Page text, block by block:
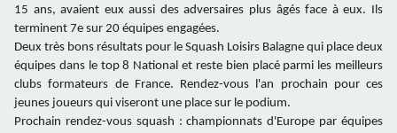
15 ans, avaient eux aussi des adversaires plus âgés face à eux. Ils
terminent 7e sur 20 équipes engagées.
Deux très bons résultats pour le Squash Loisirs Balagne qui place deux
équipes dans le top 8 National et reste bien placé parmi les meilleurs
clubs formateurs de France. Rendez-vous l'an prochain pour ces
jeunes joueurs qui viseront une place sur le podium.
Prochain rendez-vous squash : championnats d'Europe par équipes